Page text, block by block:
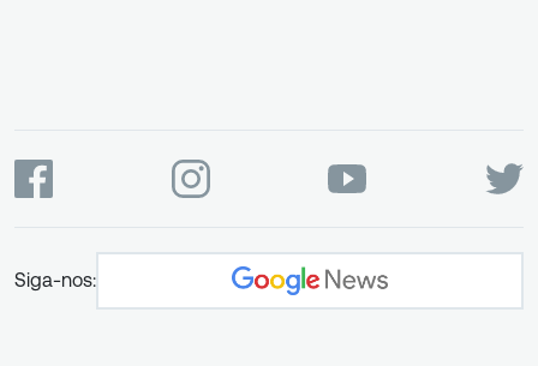
Siga-nos: